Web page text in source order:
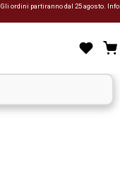
. Gli ordini partiranno dal 25 agosto. Info: